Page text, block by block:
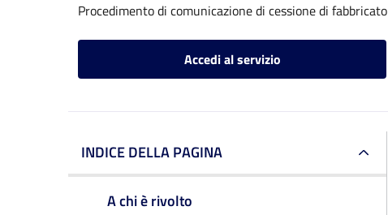
Procedimento di comunicazione di cessione di fabbricato
Accedi al servizio
INDICE DELLA PAGINA
A chi è rivolto